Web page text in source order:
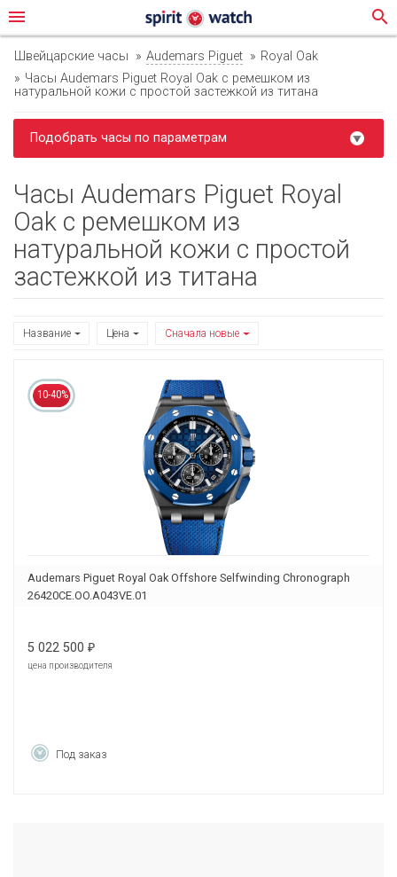
menu search
Швейцарские часы Audemars Piguet
Royal Oak
Часы Audemars Piguet Royal Oak с ремешком из
натуральной кожи с простой застежкой из титана
Подобрать часы по параметрам
Часы Audemars Piguet Royal
Oak с ремешком из
натуральной кожи с простой
застежкой из титана
Название Цена Сначала новые
10-40%
Audemars Piguet Royal Oak Offshore Selfwinding Chronograph
26420CE.OO.A043VE.01
5 022 500 ₽
цена производителя
Под заказ